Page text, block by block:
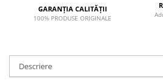
GARANȚIA CALITĂȚII
100% PRODUSE ORIGINALE
Descriere